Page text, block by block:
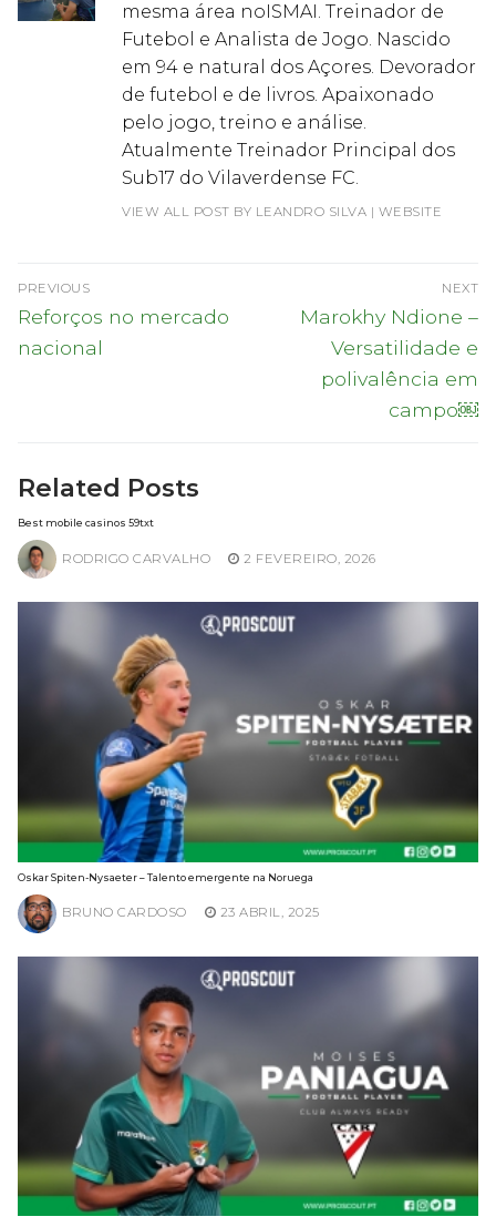
mesma área noISMAI. Treinador de
Futebol e Analista de Jogo. Nascido
em 94 e natural dos Açores. Devorador
de futebol e de livros. Apaixonado
pelo jogo, treino e análise.
Atualmente Treinador Principal dos
Sub17 do Vilaverdense FC.
VIEW ALL POST BY LEANDRO SILVA | WEBSITE
Navegação
de
artigos
PREVIOUS
Previous
post:
Reforços no mercado
nacional
NEXT
Next
post:
Marokhy Ndione –
Versatilidade e
polivalência em
campo￼
Related Posts
Best mobile casinos 59txt
RODRIGO CARVALHO 2 FEVEREIRO, 2026
Oskar Spiten-Nysaeter – Talento emergente na Noruega
BRUNO CARDOSO 23 ABRIL, 2025